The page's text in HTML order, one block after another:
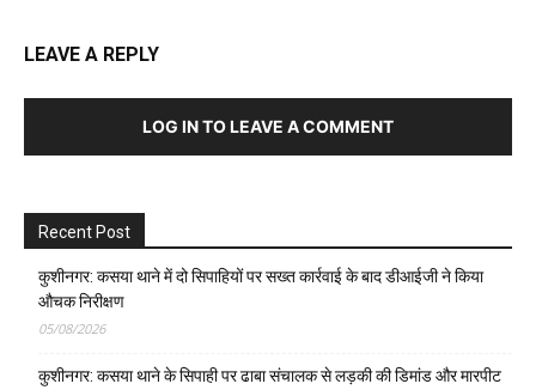
LEAVE A REPLY
LOG IN TO LEAVE A COMMENT
Recent Post
कुशीनगर: कसया थाने में दो सिपाहियों पर सख्त कार्रवाई के बाद डीआईजी ने किया
औचक निरीक्षण
05/08/2026
कुशीनगर: कसया थाने के सिपाही पर ढाबा संचालक से लड़की की डिमांड और मारपीट